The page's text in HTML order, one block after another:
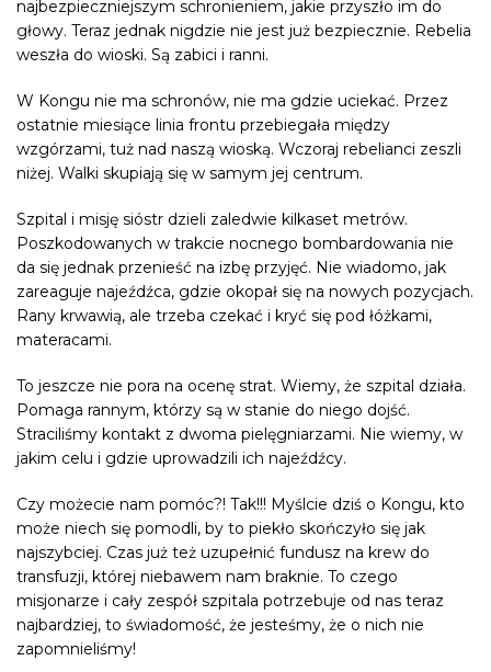
najbezpieczniejszym schronieniem, jakie przyszło im do
głowy. Teraz jednak nigdzie nie jest już bezpiecznie. Rebelia
weszła do wioski. Są zabici i ranni.
W Kongu nie ma schronów, nie ma gdzie uciekać. Przez
ostatnie miesiące linia frontu przebiegała między
wzgórzami, tuż nad naszą wioską. Wczoraj rebelianci zeszli
niżej. Walki skupiają się w samym jej centrum.
Szpital i misję sióstr dzieli zaledwie kilkaset metrów.
Poszkodowanych w trakcie nocnego bombardowania nie
da się jednak przenieść na izbę przyjęć. Nie wiadomo, jak
zareaguje najeźdźca, gdzie okopał się na nowych pozycjach.
Rany krwawią, ale trzeba czekać i kryć się pod łóżkami,
materacami.
To jeszcze nie pora na ocenę strat. Wiemy, że szpital działa.
Pomaga rannym, którzy są w stanie do niego dojść.
Straciliśmy kontakt z dwoma pielęgniarzami. Nie wiemy, w
jakim celu i gdzie uprowadzili ich najeźdźcy.
Czy możecie nam pomóc?! Tak!!! Myślcie dziś o Kongu, kto
może niech się pomodli, by to piekło skończyło się jak
najszybciej. Czas już też uzupełnić fundusz na krew do
transfuzji, której niebawem nam braknie. To czego
misjonarze i cały zespół szpitala potrzebuje od nas teraz
najbardziej, to świadomość, że jesteśmy, że o nich nie
zapomnieliśmy!